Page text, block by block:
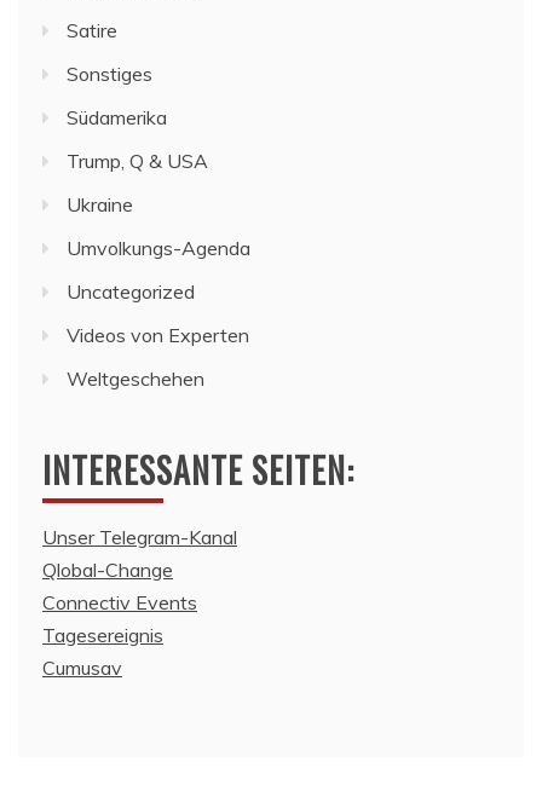
Satire
Sonstiges
Südamerika
Trump, Q & USA
Ukraine
Umvolkungs-Agenda
Uncategorized
Videos von Experten
Weltgeschehen
INTERESSANTE SEITEN:
Unser Telegram-Kanal
Qlobal-Change
Connectiv Events
Tagesereignis
Cumusav